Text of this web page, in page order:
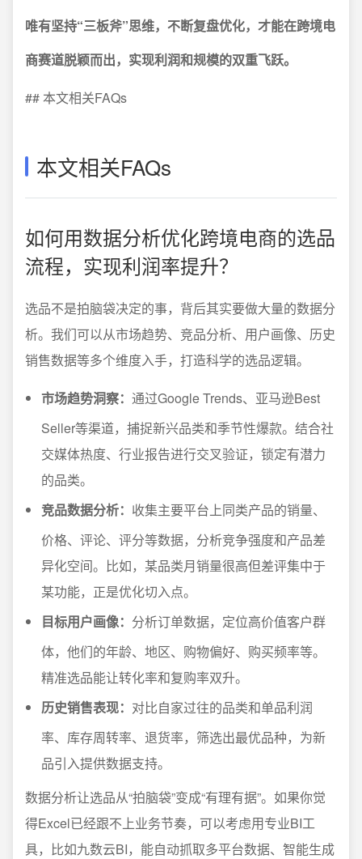
唯有坚持“三板斧”思维，不断复盘优化，才能在跨境电
商赛道脱颖而出，实现利润和规模的双重飞跃。
## 本文相关FAQs
本文相关FAQs
如何用数据分析优化跨境电商的选品
流程，实现利润率提升？
选品不是拍脑袋决定的事，背后其实要做大量的数据分
析。我们可以从市场趋势、竞品分析、用户画像、历史
销售数据等多个维度入手，打造科学的选品逻辑。
市场趋势洞察： 通过Google Trends、亚马逊Best
Seller等渠道，捕捉新兴品类和季节性爆款。结合社
交媒体热度、行业报告进行交叉验证，锁定有潜力
的品类。
竞品数据分析： 收集主要平台上同类产品的销量、
价格、评论、评分等数据，分析竞争强度和产品差
异化空间。比如，某品类月销量很高但差评集中于
某功能，正是优化切入点。
目标用户画像： 分析订单数据，定位高价值客户群
体，他们的年龄、地区、购物偏好、购买频率等。
精准选品能让转化率和复购率双升。
历史销售表现： 对比自家过往的品类和单品利润
率、库存周转率、退货率，筛选出最优品种，为新
品引入提供数据支持。
数据分析让选品从“拍脑袋”变成“有理有据”。如果你觉
得Excel已经跟不上业务节奏，可以考虑用专业BI工
具，比如九数云BI，能自动抓取多平台数据、智能生成